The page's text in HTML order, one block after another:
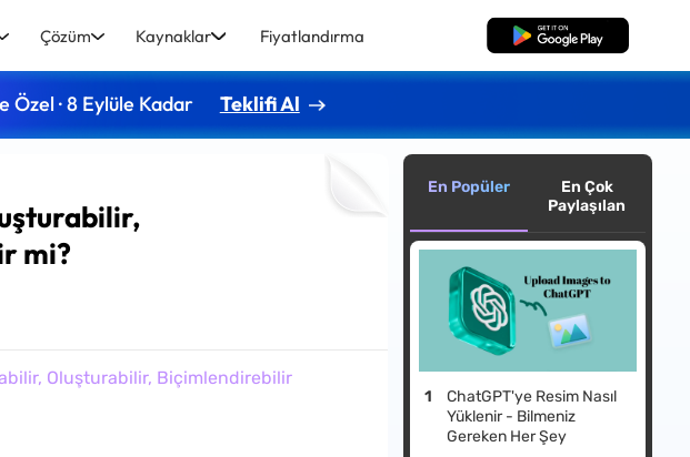
Çözüm Kaynaklar Fiyatlandırma Ücretsiz İndirme
Özel · 8 Eylüle Kadar Teklifi Al
mi?
Oluşturabilir, Biçimlendirebilir
En Popüler
En Çok
Paylaşılan
ChatGPT'ye Resim Nasıl
Yüklenir - Bilmeniz
Gereken Her Şey